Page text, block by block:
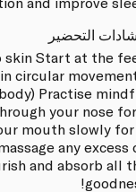
التحضير
skin Start at the
circular
Practise
your nose
mouth slowly for
any excess
and absorb all